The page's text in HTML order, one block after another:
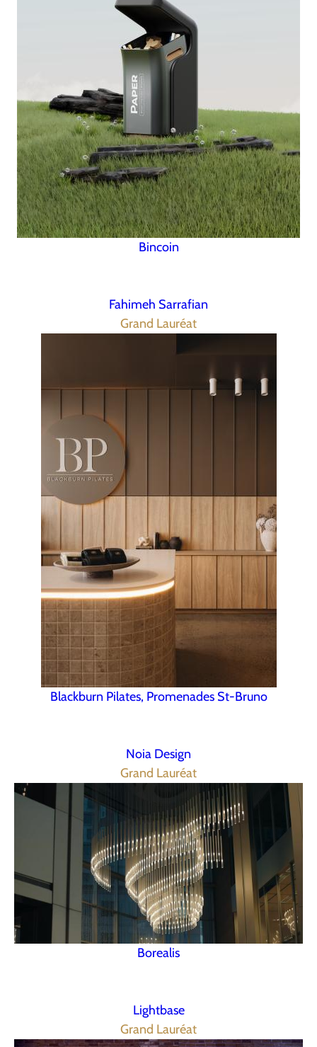
Bincoin
Fahimeh Sarrafian
Grand Lauréat
Blackburn Pilates, Promenades St-Bruno
Noia Design
Grand Lauréat
Borealis
Lightbase
Grand Lauréat